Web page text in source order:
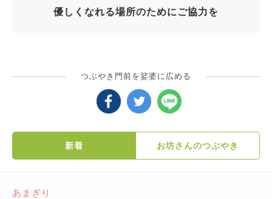
優しくなれる場所のためにご協力を
つぶやき門前を娑婆に広める
新着 お坊さんのつぶやき
あまぎり